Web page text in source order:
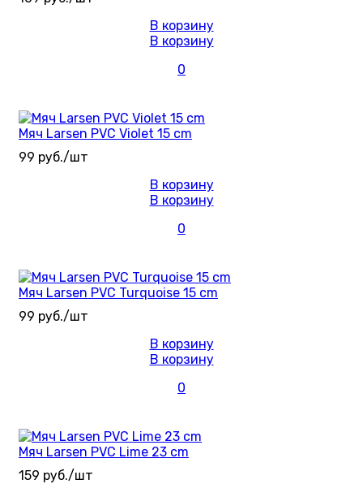
В корзину
В корзину
0
Мяч Larsen PVC Violet 15 cm
99 руб./шт
В корзину
В корзину
0
Мяч Larsen PVC Turquoise 15 cm
99 руб./шт
В корзину
В корзину
0
Мяч Larsen PVC Lime 23 cm
159 руб./шт